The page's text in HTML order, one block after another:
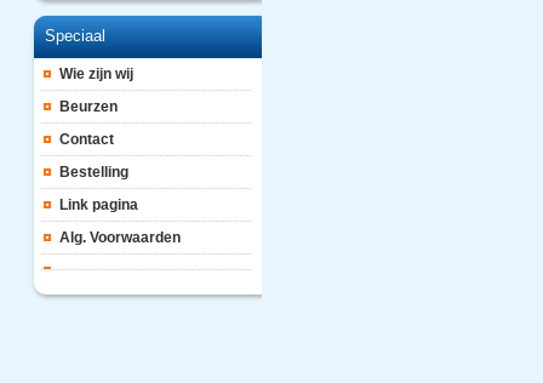
Speciaal
Wie zijn wij
Beurzen
Contact
Bestelling
Link pagina
Alg. Voorwaarden